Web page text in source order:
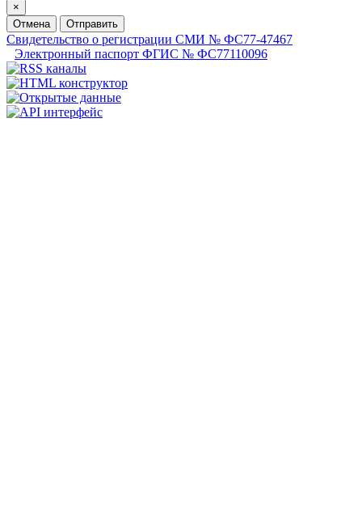
×
Отмена
Отправить
Свидетельство о регистрации СМИ № ФС77-47467
Электронный паспорт ФГИС № ФС77110096